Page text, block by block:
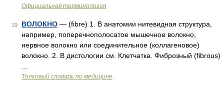
Официальная терминология
19 ВОЛОКНО — (fibre) 1. В анатомии нитевидная структура,
например, поперечнополосатое мышечное волокно,
нервное волокно или соединительное (коллагеновое)
волокно. 2. В дистологии см. Клетчатка. Фиброзный (fibrous)
Толковый словарь по медицине